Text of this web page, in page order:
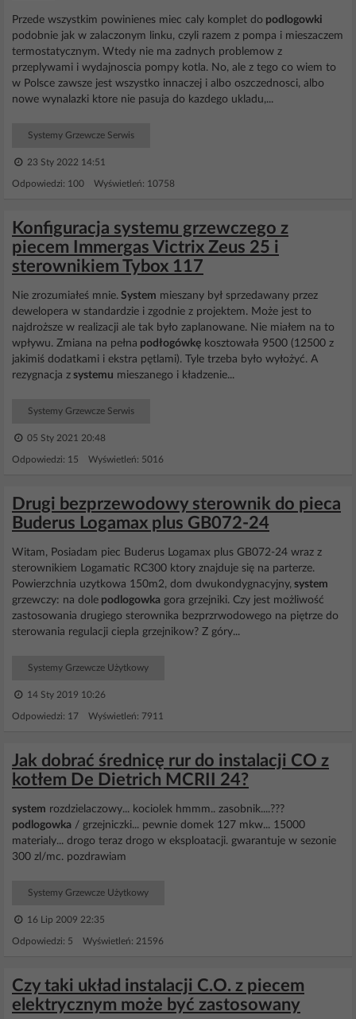
Przede wszystkim powinienes miec caly komplet do podlogowki
podobnie jak w zalaczonym linku, czyli razem z pompa i mieszaczem
termostatycznym. Wtedy nie ma zadnych problemow z
przeplywami i wydajnoscia pompy kotla. No, ale z tego co wiem to
w Polsce zawsze jest wszystko innaczej i albo oszczednosci, albo
nowe wynalazki ktore nie pasuja do kazdego ukladu,...
Systemy Grzewcze Serwis
23 Sty 2022 14:51
Odpowiedzi: 100 Wyświetleń: 10758
Konfiguracja systemu grzewczego z
piecem Immergas Victrix Zeus 25 i
sterownikiem Tybox 117
Nie zrozumiałeś mnie. System mieszany był sprzedawany przez
dewelopera w standardzie i zgodnie z projektem. Może jest to
najdroższe w realizacji ale tak było zaplanowane. Nie miałem na to
wpływu. Zmiana na pełna podłogówkę kosztowała 9500 (12500 z
jakimiś dodatkami i ekstra pętlami). Tyle trzeba było wyłożyć. A
rezygnacja z systemu mieszanego i kładzenie...
Systemy Grzewcze Serwis
05 Sty 2021 20:48
Odpowiedzi: 15 Wyświetleń: 5016
Drugi bezprzewodowy sterownik do pieca
Buderus Logamax plus GB072-24
Witam, Posiadam piec Buderus Logamax plus GB072-24 wraz z
sterownikiem Logamatic RC300 ktory znajduje się na parterze.
Powierzchnia uzytkowa 150m2, dom dwukondygnacyjny, system
grzewczy: na dole podlogowka gora grzejniki. Czy jest możliwość
zastosowania drugiego sterownika bezprzrwodowego na piętrze do
sterowania regulacji ciepla grzejnikow? Z góry...
Systemy Grzewcze Użytkowy
14 Sty 2019 10:26
Odpowiedzi: 17 Wyświetleń: 7911
Jak dobrać średnicę rur do instalacji CO z
kotłem De Dietrich MCRII 24?
system rozdzielaczowy... kociolek hmmm.. zasobnik....???
podlogowka / grzejniczki... pewnie domek 127 mkw... 15000
materialy... drogo teraz drogo w eksploatacji. gwarantuje w sezonie
300 zl/mc. pozdrawiam
Systemy Grzewcze Użytkowy
16 Lip 2009 22:35
Odpowiedzi: 5 Wyświetleń: 21596
Czy taki układ instalacji C.O. z piecem
elektrycznym może być zastosowany